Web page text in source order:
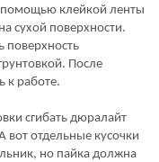
помощью клейкой ленты
сухой поверхности.
поверхность
После
к работе.
сгибать дюралайт
вот отдельные кусочки
но пайка должна